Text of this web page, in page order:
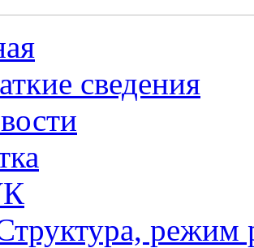
сведения
режим